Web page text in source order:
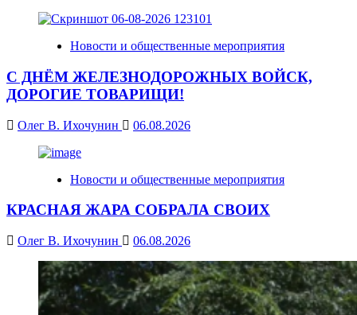
Новости и общественные мероприятия
С ДНЁМ ЖЕЛЕЗНОДОРОЖНЫХ ВОЙСК,
ДОРОГИЕ ТОВАРИЩИ!
Олег В. Ихочунин 06.08.2026
Новости и общественные мероприятия
КРАСНАЯ ЖАРА СОБРАЛА СВОИХ
Олег В. Ихочунин 06.08.2026